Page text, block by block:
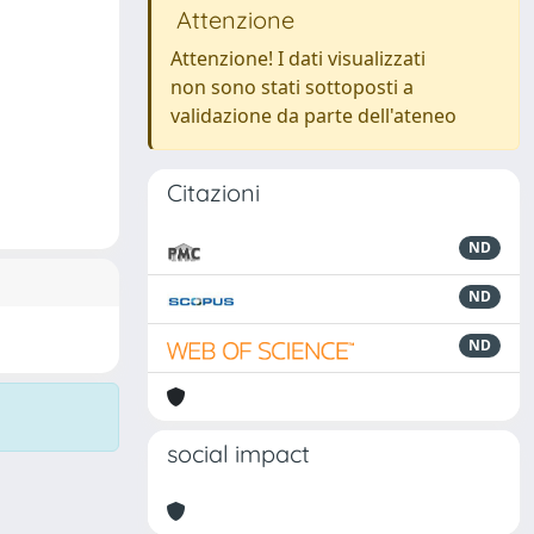
Attenzione
Attenzione! I dati visualizzati
non sono stati sottoposti a
validazione da parte dell'ateneo
Citazioni
ND
ND
ND
social impact